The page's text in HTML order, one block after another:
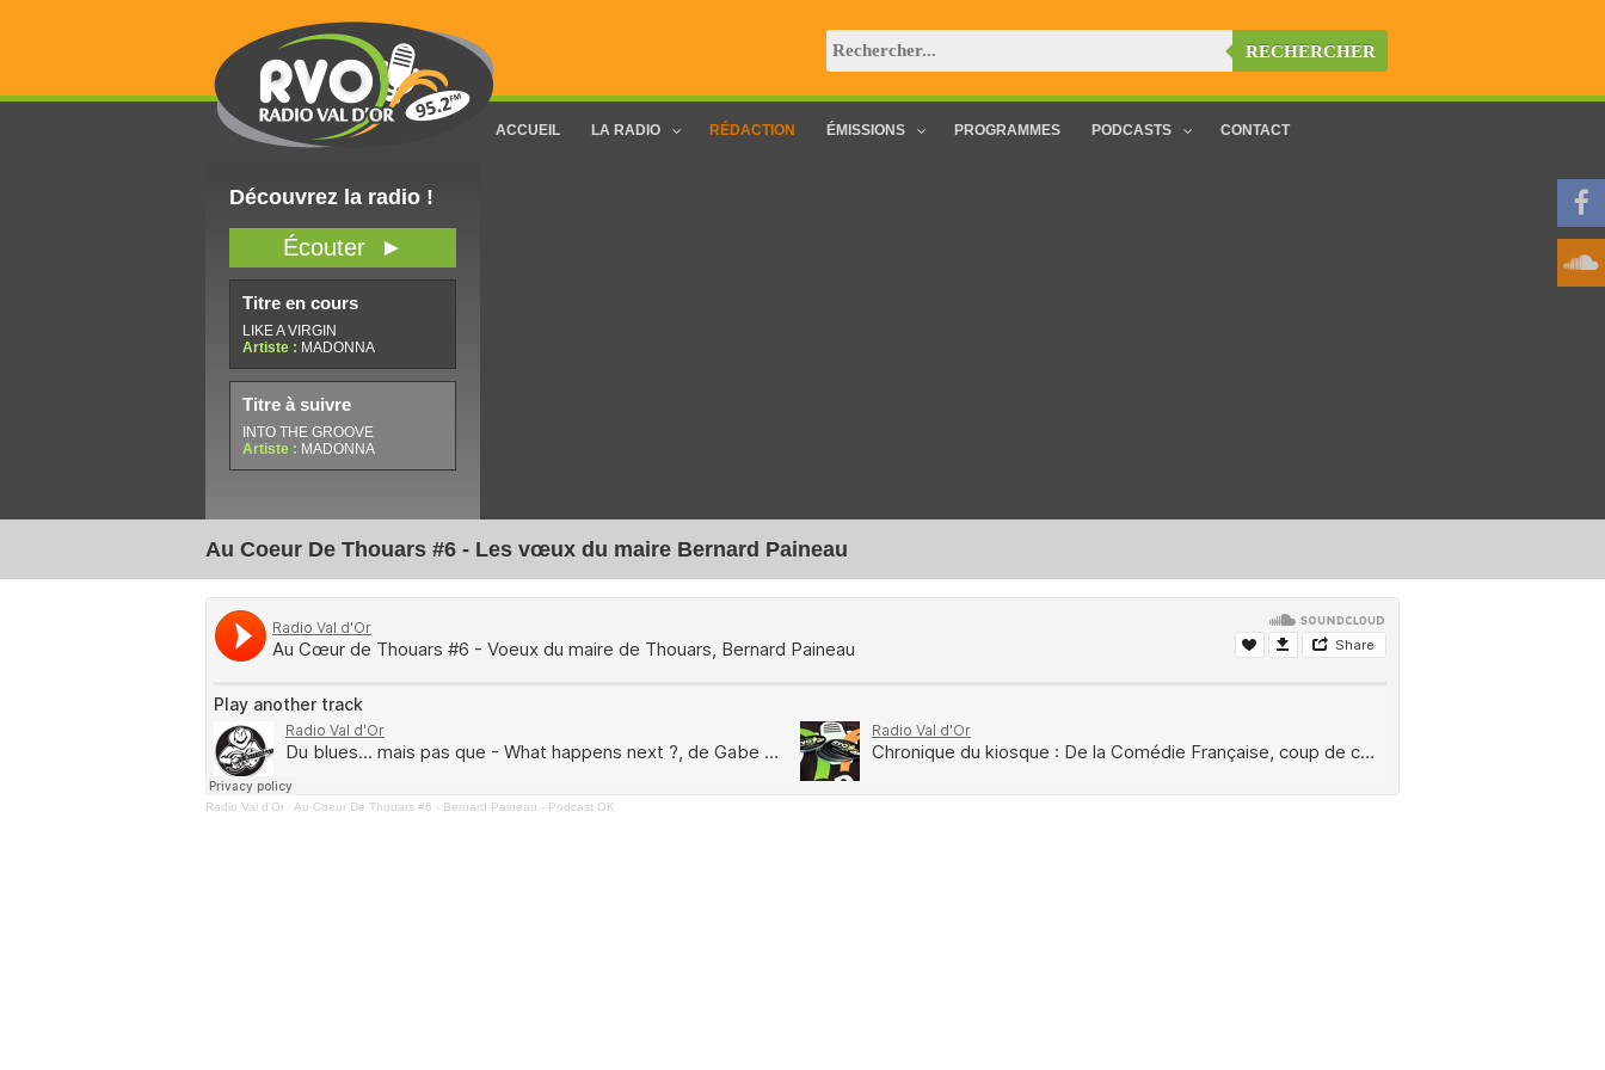
RECHERCHER
ACCUEIL LA RADIO RÉDACTION ÉMISSIONS PROGRAMMES PODCASTS CONTACT
Découvrez la radio !
Écouter ►
Titre en cours
LIKE A VIRGIN
Artiste : MADONNA
Titre à suivre
INTO THE GROOVE
Artiste : MADONNA
Au Coeur De Thouars #6 - Les vœux du maire Bernard Paineau
Radio Val d'Or · Au Coeur De Thouars #6 - Bernard Paineau - Podcast OK